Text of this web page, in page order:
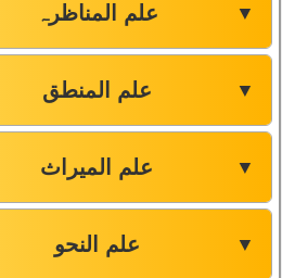
علم المناظرہ ▼
علم المنطق ▼
علم المیراث ▼
علم النحو ▼